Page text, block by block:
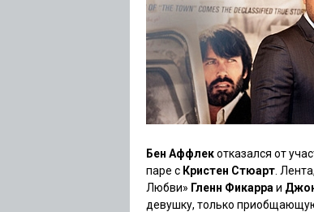
Бен Аффлекотказался от
паре с Кристен Стюарт .
Любви» Гленн Фикарра и
девушку, только